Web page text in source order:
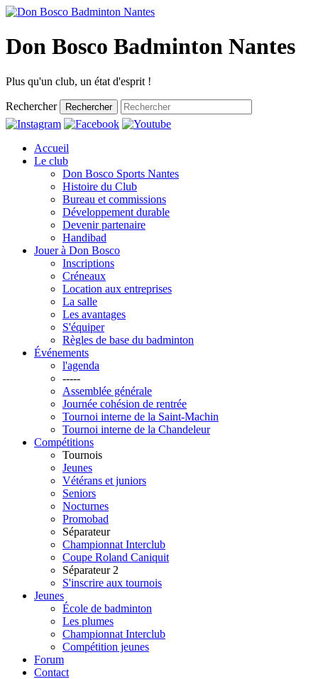
Don Bosco Badminton Nantes
Plus qu'un club, un état d'esprit !
Rechercher Rechercher
Accueil
Le club
Don Bosco Sports Nantes
Histoire du Club
Bureau et commissions
Développement durable
Devenir partenaire
Handibad
Jouer à Don Bosco
Inscriptions
Créneaux
Location aux entreprises
La salle
Les avantages
S'équiper
Règles de base du badminton
Événements
l'agenda
-----
Assemblée générale
Journée cohésion de rentrée
Tournoi interne de la Saint-Machin
Tournoi interne de la Chandeleur
Compétitions
Tournois
Jeunes
Vétérans et juniors
Seniors
Nocturnes
Promobad
Séparateur
Championnat Interclub
Coupe Roland Caniquit
Séparateur 2
S'inscrire aux tournois
Jeunes
École de badminton
Les plumes
Championnat Interclub
Compétition jeunes
Forum
Contact